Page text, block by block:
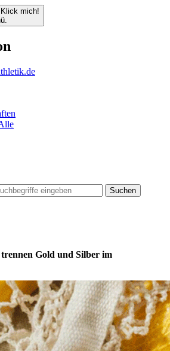
Klick mich!
Suchen
trennen Gold und Silber im